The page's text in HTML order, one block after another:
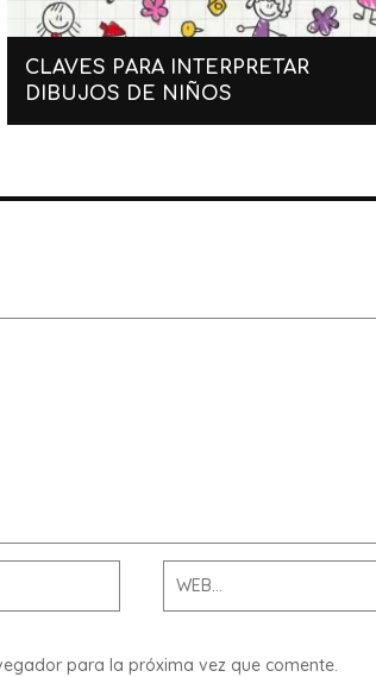
CLAVES PARA INTERPRETAR
DIBUJOS DE NIÑOS
para la próxima vez que comente.